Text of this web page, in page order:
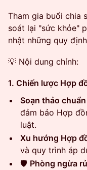
Tham gia buổi chia
soát lại "sức khỏe"
nhật những quy
💡 Nội dung chính:
1. Chiến lược Hợp
Soạn thảo
đảm bảo Hợp
luật.
Xu hướng Hợp
và quy trình áp
🛡️ Phòng ngừa